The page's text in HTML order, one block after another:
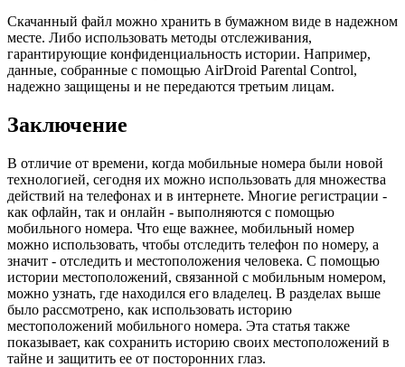
Скачанный файл можно хранить в бумажном виде в надежном
месте. Либо использовать методы отслеживания,
гарантирующие конфиденциальность истории. Например,
данные, собранные с помощью AirDroid Parental Control,
надежно защищены и не передаются третьим лицам.
Заключение
В отличие от времени, когда мобильные номера были новой
технологией, сегодня их можно использовать для множества
действий на телефонах и в интернете. Многие регистрации -
как офлайн, так и онлайн - выполняются с помощью
мобильного номера. Что еще важнее, мобильный номер
можно использовать, чтобы отследить телефон по номеру, а
значит - отследить и местоположения человека. С помощью
истории местоположений, связанной с мобильным номером,
можно узнать, где находился его владелец. В разделах выше
было рассмотрено, как использовать историю
местоположений мобильного номера. Эта статья также
показывает, как сохранить историю своих местоположений в
тайне и защитить ее от посторонних глаз.